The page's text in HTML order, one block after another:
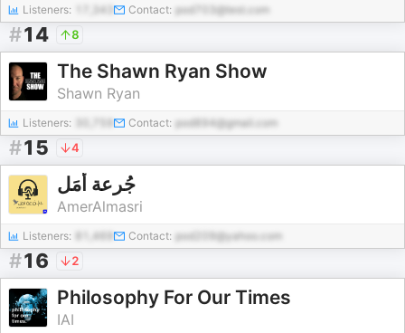
Listeners: 17,343 Contact: pod703@test.com
#14 8
The Shawn Ryan Show
Shawn Ryan
Listeners: Contact: pod894@gmail.com
#15 4
جُرعة أمَل
AmerAlmasri
Listeners: 81,469 Contact: pod209@yahoo.com
#16 2
Philosophy For Our Times
IAI